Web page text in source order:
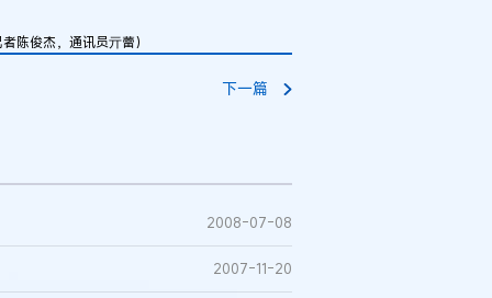
俊杰，通讯员亓蕾）
下一篇
2008-07-08
2007-11-20